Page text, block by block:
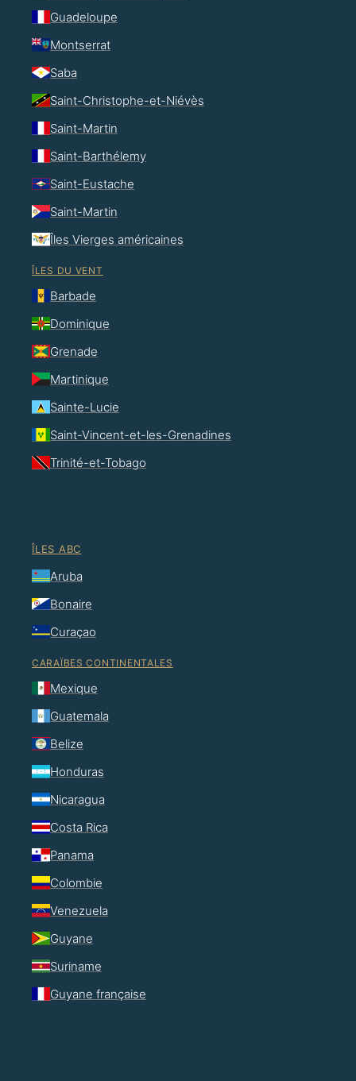
Guadeloupe
Montserrat
Saba
Saint-Christophe-et-Niévès
Saint-Martin
Saint-Barthélemy
Saint-Eustache
Saint-Martin
Îles Vierges américaines
ÎLES DU VENT
Barbade
Dominique
Grenade
Martinique
Sainte-Lucie
Saint-Vincent-et-les-Grenadines
Trinité-et-Tobago
ÎLES ABC
Aruba
Bonaire
Curaçao
CARAÏBES CONTINENTALES
Mexique
Guatemala
Belize
Honduras
Nicaragua
Costa Rica
Panama
Colombie
Venezuela
Guyane
Suriname
Guyane française